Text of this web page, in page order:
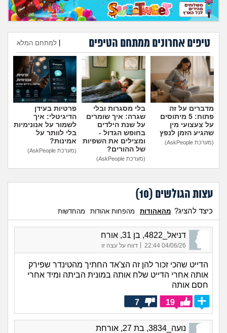
מה שעובר עליי
שומרים על הגוף
פיננסי וכלכלה
בין הסדינים
חיות מחמד
יוקר המחיה
טיפים אחרונים ממתחם הטיפים למתחם המלא
הוספת טיפ
מדברים על זה
פתוח: 5 מיתוסים
על צעצועי מין
שהגיע הזמן לנפץ
(מערכת AskPeople)
בלי מסגרות ובלי
שגרה: איך שומרים
על שנת הילדים
בחופש הגדול -
ומצילים את השפיות
של ההורים?
(מערכת AskPeople)
פרטיות בעידן
הדיגיטלי: איך
לשמור על אנונימיות
בלי לוותר על
אמינות?
(מערכת AskPeople)
עצות הגולשים (10
)
כיצד להציג? מהאהודות מהפחות אהודות מהחדשות
דניאל_4822, בן 31, אורח
04/06/26 22:44 דווח על עצה זו
הדייט שהכי זכור להן זה הצ'אד החתיך מהטינדר שפירק
אותה אחרי הדייט שלח אותה במונית הביתה ומיד אחרי
חסם אותה
19
7
נועה_3834, בת 27, אורחת